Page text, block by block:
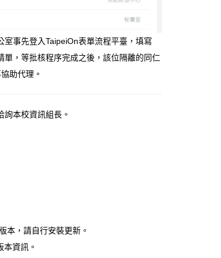
事先登入TaipeiOn表單流程平臺，填寫
，等批核程序完成之後，該位隔離的同仁
助代理。
本校資訊組長。
本，請自行安裝更新。
資訊。